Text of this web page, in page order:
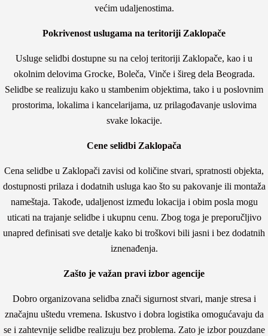
većim udaljenostima.
Pokrivenost uslugama na teritoriji Zaklopače
Usluge selidbi dostupne su na celoj teritoriji Zaklopače, kao i u
okolnim delovima Grocke, Boleča, Vinče i šireg dela Beograda.
Selidbe se realizuju kako u stambenim objektima, tako i u poslovnim
prostorima, lokalima i kancelarijama, uz prilagođavanje uslovima
svake lokacije.
Cene selidbi Zaklopača
Cena selidbe u Zaklopači zavisi od količine stvari, spratnosti objekta,
dostupnosti prilaza i dodatnih usluga kao što su pakovanje ili montaža
nameštaja. Takođe, udaljenost između lokacija i obim posla mogu
uticati na trajanje selidbe i ukupnu cenu. Zbog toga je preporučljivo
unapred definisati sve detalje kako bi troškovi bili jasni i bez dodatnih
iznenađenja.
Zašto je važan pravi izbor agencije
Dobro organizovana selidba znači sigurnost stvari, manje stresa i
značajnu uštedu vremena. Iskustvo i dobra logistika omogućavaju da
se i zahtevnije selidbe realizuju bez problema. Zato je izbor pouzdane